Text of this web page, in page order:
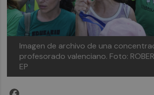
Imagen de archivo de una
profesorado valenciano. Foto:
EP